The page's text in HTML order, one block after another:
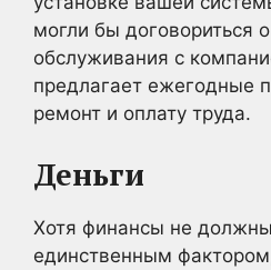
могли бы договориться
обслуживания с
предлагает ежегодные
ремонт и оплату труда.
Деньги
Хотя финансы не
единственным